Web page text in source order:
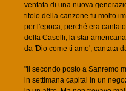
ventata di una nuova
titolo della canzone fu molto
per l'epoca, perché era
della Caselli, la star
da 'Dio come ti amo', cantata
"Il secondo posto a Sanremo
in settimana capitai in un